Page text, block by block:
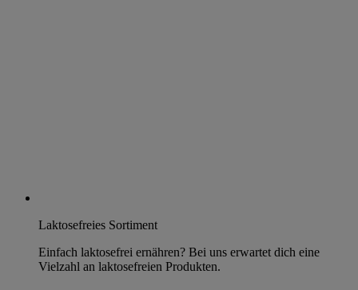
Laktosefreies Sortiment
Einfach laktosefrei ernähren? Bei uns erwartet dich eine
Vielzahl an laktosefreien Produkten.